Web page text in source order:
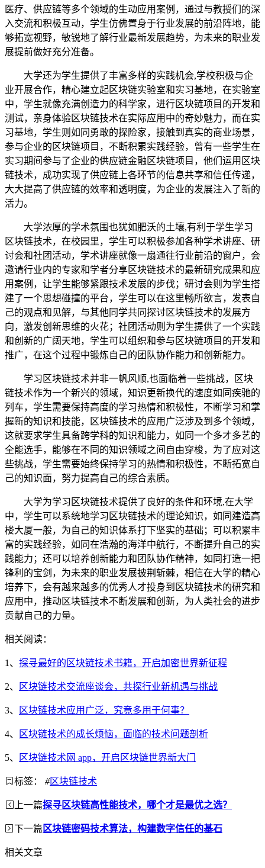
医疗、供应链等多个领域的生动应用案例，通过与教授们的深
入交流和积极互动，学生仿佛置身于行业发展的前沿阵地，能
够拓宽视野，敏锐地了解行业最新发展趋势，为未来的职业发
展提前做好充分准备。
大学还为学生提供了丰富多样的实践机会,学校积极与企
业开展合作，精心建立起区块链实验室和实习基地，在实验室
中，学生就像充满创造力的科学家，进行区块链项目的开发和
测试，亲身体验区块链技术在实际应用中的奇妙魅力，而在实
习基地，学生则如同勇敢的探险家，接触到真实的商业场景，
参与企业的区块链项目，不断积累实践经验，曾有一些学生在
实习期间参与了企业的供应链金融区块链项目，他们运用区块
链技术，成功实现了供应链上各环节的信息共享和信任传递，
大大提高了供应链的效率和透明度，为企业的发展注入了新的
活力。
大学浓厚的学术氛围也犹如肥沃的土壤,有利于学生学习
区块链技术，在校园里，学生可以积极参加各种学术讲座、研
讨会和社团活动，学术讲座就像一扇通往行业前沿的窗户，会
邀请行业内的专家和学者分享区块链技术的最新研究成果和应
用案例，让学生能够紧跟技术发展的步伐；研讨会则为学生搭
建了一个思想碰撞的平台，学生可以在这里畅所欲言，发表自
己的观点和见解，与其他同学共同探讨区块链技术的发展方
向，激发创新思维的火花；社团活动则为学生提供了一个实践
和创新的广阔天地，学生可以组织和参与区块链项目的开发和
推广，在这个过程中锻炼自己的团队协作能力和创新能力。
学习区块链技术并非一帆风顺,也面临着一些挑战，区块
链技术作为一个新兴的领域，知识更新换代的速度如同疾驰的
列车，学生需要保持高度的学习热情和积极性，不断学习和掌
握新的知识和技能，区块链技术的应用广泛涉及到多个领域，
这就要求学生具备跨学科的知识和能力，如同一个多才多艺的
全能选手，能够在不同的知识领域之间自由穿梭，为了应对这
些挑战，学生需要始终保持学习的热情和积极性，不断拓宽自
己的知识面，努力提高自己的综合素质。
大学为学习区块链技术提供了良好的条件和环境,在大学
中，学生可以系统地学习区块链技术的理论知识，如同建造高
楼大厦一般，为自己的知识体系打下坚实的基础；可以积累丰
富的实践经验，如同在浩瀚的海洋中航行，不断提升自己的实
践能力；还可以培养创新能力和团队协作精神，如同打造一把
锋利的宝剑，为未来的职业发展披荆斩棘，相信在大学的精心
培养下，会有越来越多的优秀人才投身到区块链技术的研究和
应用中，推动区块链技术不断发展和创新，为人类社会的进步
贡献自己的力量。
相关阅读：
1、 探寻最好的区块链技术书籍，开启加密世界新征程
2、 区块链技术交流座谈会，共探行业新机遇与挑战
3、 区块链技术应用广泛，究竟多用于何事？
4、 区块链技术的成长烦恼，面临的技术问题剖析
5、 区块链技术网 app，开启区块链世界新大门
标签： #区块链技术
上一篇探寻区块链高性能技术，哪个才是最优之选？
下一篇 区块链密码技术算法，构建数字信任的基石
相关文章